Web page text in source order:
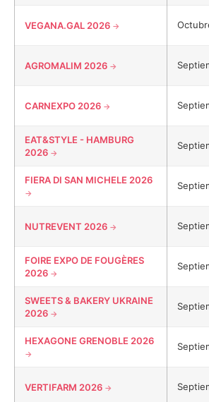
VEGANA.GAL 2026
AGROMALIM 2026
CARNEXPO 2026
EAT&STYLE - HAMBURG
2026
FIERA DI SAN MICHELE 2026
NUTREVENT 2026
FOIRE EXPO DE FOUGÈRES
2026
SWEETS & BAKERY UKRAINE
2026
HEXAGONE GRENOBLE 2026
VERTIFARM 2026